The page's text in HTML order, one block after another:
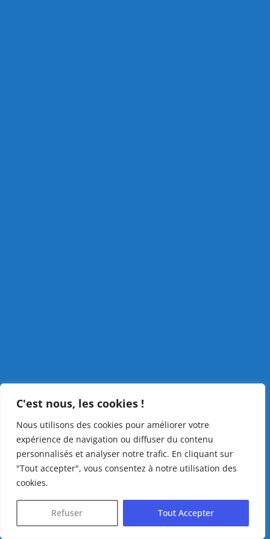
C'est nous, les cookies !
Nous utilisons des cookies pour améliorer votre
expérience de navigation ou diffuser du contenu
personnalisés et analyser notre trafic. En cliquant sur
"Tout accepter", vous consentez à notre utilisation des
cookies.
Refuser Tout Accepter